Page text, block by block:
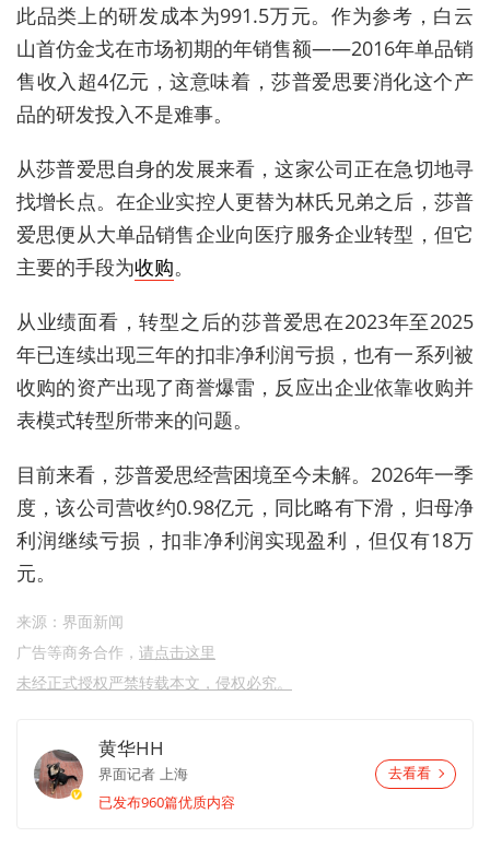
此品类上的研发成本为991.5万元。作为参考，白云
山首仿金戈在市场初期的年销售额——2016年单品销
售收入超4亿元，这意味着，莎普爱思要消化这个产
品的研发投入不是难事。
从莎普爱思自身的发展来看，这家公司正在急切地寻
找增长点。在企业实控人更替为林氏兄弟之后，莎普
爱思便从大单品销售企业向医疗服务企业转型，但它
主要的手段为收购。
从业绩面看，转型之后的莎普爱思在2023年至2025
年已连续出现三年的扣非净利润亏损，也有一系列被
收购的资产出现了商誉爆雷，反应出企业依靠收购并
表模式转型所带来的问题。
目前来看，莎普爱思经营困境至今未解。2026年一季
度，该公司营收约0.98亿元，同比略有下滑，归母净
利润继续亏损，扣非净利润实现盈利，但仅有18万
元。
来源：界面新闻
广告等商务合作， 请点击这里
未经正式授权严禁转载本文，侵权必究。
黄华HH
界面记者 上海
已发布960篇优质内容
去看看